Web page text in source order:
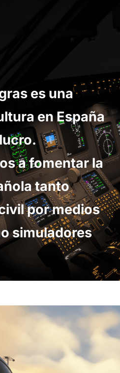
es una
en España
a fomentar la
tanto
por medios
simuladores